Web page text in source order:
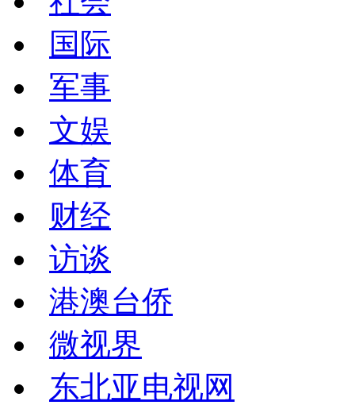
国际
军事
文娱
体育
财经
访谈
港澳台侨
微视界
东北亚电视网